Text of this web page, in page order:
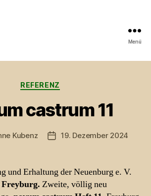
Menü
Kategorien
REFERENZ
castrum 11
Kubenz Beitragsdatum
19. Dezember 2024
und Erhaltung der Neuenburg e. V.
Freyburg. Zweite, völlig neu